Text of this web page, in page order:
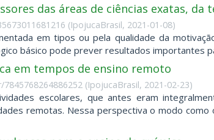
das áreas de ciências exatas, da
(IpojucaBrasil, 2021-01-08)
em tipos ou pela qualidade da
básico pode prever resultados importantes
em tempos de ensino remoto
(IpojucaBrasil, 2021-02-23)
escolares, que antes eram
remotas. Nessa perspectiva o modo